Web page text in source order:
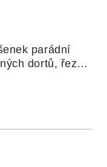
parádní
dortů, řezů